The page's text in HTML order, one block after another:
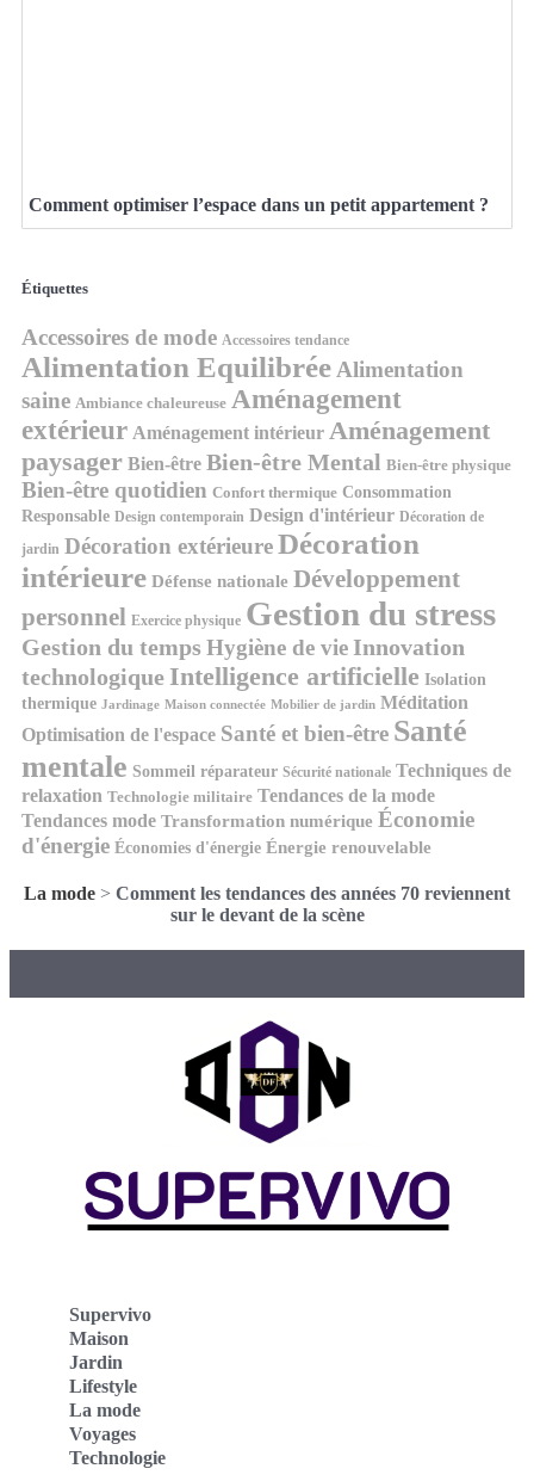
Comment optimiser l’espace dans un petit appartement ?
Étiquettes
Accessoires de mode Accessoires tendance
Alimentation Equilibrée Alimentation
saine Ambiance chaleureuse Aménagement
extérieur Aménagement intérieur Aménagement
paysager Bien-être Bien-être Mental Bien-être physique
Bien-être quotidien Confort thermique Consommation
Responsable Design contemporain Design d'intérieur Décoration de
jardin Décoration extérieureDécoration
intérieure Défense nationale Développement
personnel Exercice physique Gestion du stress
Gestion du temps Hygiène de vie Innovation
technologique Intelligence artificielle Isolation
thermique Jardinage Maison connectée Mobilier de jardin Méditation
Optimisation de l'espace Santé et bien-être Santé
mentale Sommeil réparateur Sécurité nationale Techniques de
relaxation Technologie militaire Tendances de la mode
Tendances mode Transformation numérique Économie
d'énergie Économies d'énergie Énergie renouvelable
La mode > Comment les tendances des années 70 reviennent
sur le devant de la scène
Supervivo
Maison
Jardin
Lifestyle
La mode
Voyages
Technologie